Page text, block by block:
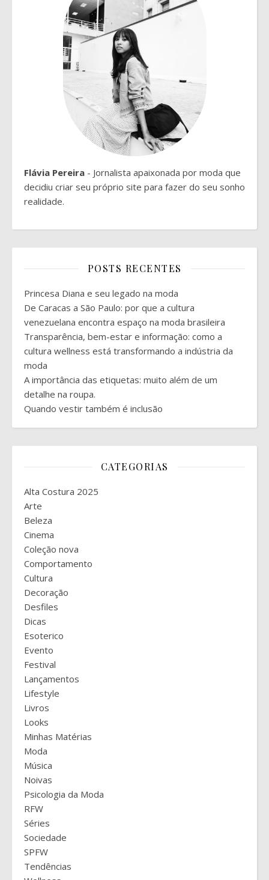
Flávia Pereira - Jornalista apaixonada por moda que
decidiu criar seu próprio site para fazer do seu sonho
realidade.
POSTS RECENTES
Princesa Diana e seu legado na moda
De Caracas a São Paulo: por que a cultura
venezuelana encontra espaço na moda brasileira
Transparência, bem-estar e informação: como a
cultura wellness está transformando a indústria da
moda
A importância das etiquetas: muito além de um
detalhe na roupa.
Quando vestir também é inclusão
CATEGORIAS
Alta Costura 2025
Arte
Beleza
Cinema
Coleção nova
Comportamento
Cultura
Decoração
Desfiles
Dicas
Esoterico
Evento
Festival
Lançamentos
Lifestyle
Livros
Looks
Minhas Matérias
Moda
Música
Noivas
Psicologia da Moda
RFW
Séries
Sociedade
SPFW
Tendências